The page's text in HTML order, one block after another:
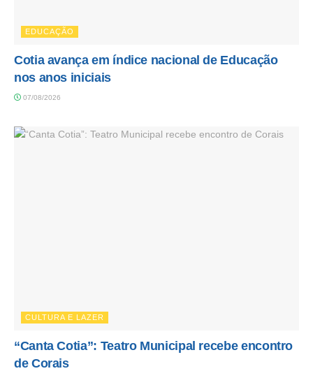
EDUCAÇÃO
Cotia avança em índice nacional de Educação
nos anos iniciais
07/08/2026
CULTURA E LAZER
“Canta Cotia”: Teatro Municipal recebe encontro
de Corais